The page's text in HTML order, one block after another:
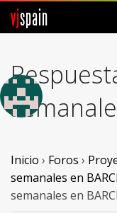
vjspain
Foros
Noticias
Vjspain
Ayuda
Inicio › Foros ›
semanales en
semanales en